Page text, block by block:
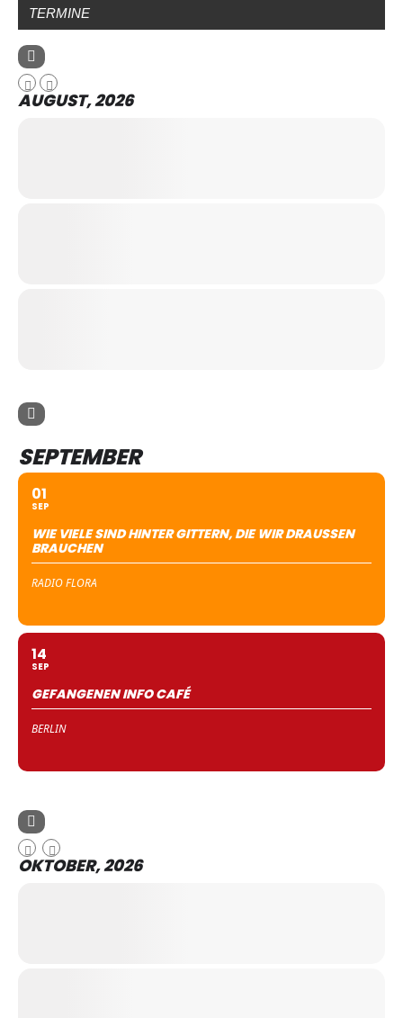
TERMINE
AUGUST, 2026
SEPTEMBER
01
SEP
WIE VIELE SIND HINTER GITTERN, DIE WIR DRAUSSEN B
RAUCHEN
RADIO FLORA
14
SEP
GEFANGENEN INFO CAFÉ
BERLIN
OKTOBER, 2026